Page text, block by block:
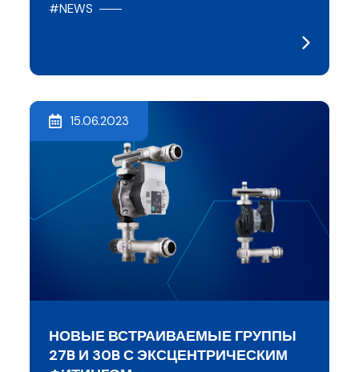
#NEWS
15.06.2023
НОВЫЕ ВСТРАИВАЕМЫЕ ГРУППЫ
27B И 30B С ЭКСЦЕНТРИЧЕСКИМ